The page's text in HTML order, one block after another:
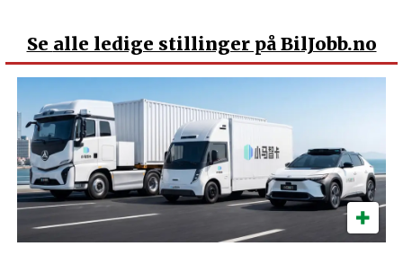
Se alle ledige stillinger på BilJobb.no